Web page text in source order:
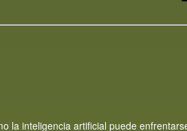
la inteligencia artificial puede